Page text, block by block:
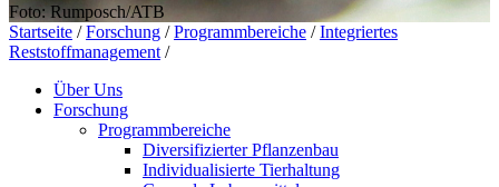
Foto: Rumposch/ATB
Startseite / Forschung / Programmbereiche / Integriertes
Reststoffmanagement /
Über Uns
Forschung
Programmbereiche
Diversifizierter Pflanzenbau
Individualisierte Tierhaltung